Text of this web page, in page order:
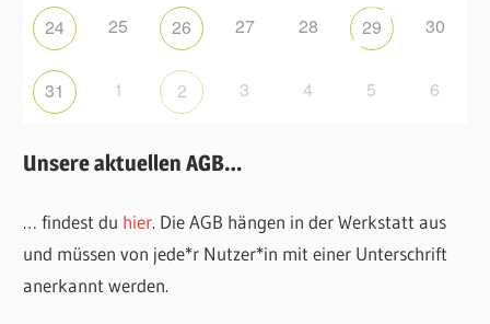
24 25 26 27 28 29 30
31 1 2 3 4 5 6
Unsere aktuellen AGB…
… findest du hier. Die AGB hängen in der Werkstatt aus
und müssen von jede*r Nutzer*in mit einer Unterschrift
anerkannt werden.